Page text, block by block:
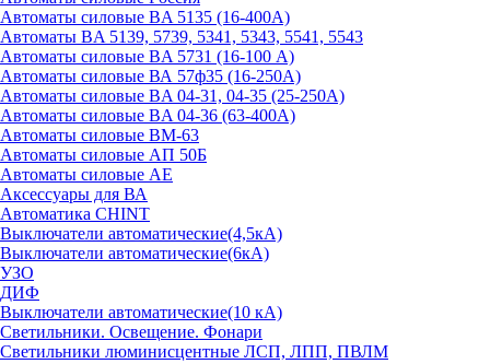
Автоматы силовые BA 5135 (16-400А)
Автоматы BA 5139, 5739, 5341, 5343, 5541, 5543
Автоматы силовые BA 5731 (16-100 А)
Автоматы силовые ВА 57ф35 (16-250А)
Автоматы силовые BA 04-31, 04-35 (25-250А)
Автоматы силовые BA 04-36 (63-400А)
Автоматы силовые ВМ-63
Автоматы силовые АП 50Б
Автоматы силовые АЕ
Аксессуары для ВА
Автоматика CHINT
Выключатели автоматические(4,5кА)
Выключатели автоматические(6кА)
УЗО
ДИФ
Выключатели автоматические(10 кА)
Светильники. Освещение. Фонари
Светильники люминисцентные ЛСП, ЛПП, ПВЛМ